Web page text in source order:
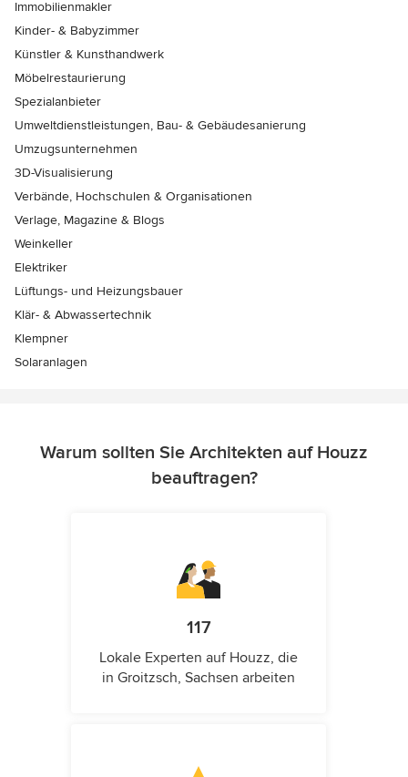
Immobilienmakler
Kinder- & Babyzimmer
Künstler & Kunsthandwerk
Möbelrestaurierung
Spezialanbieter
Umweltdienstleistungen, Bau- & Gebäudesanierung
Umzugsunternehmen
3D-Visualisierung
Verbände, Hochschulen & Organisationen
Verlage, Magazine & Blogs
Weinkeller
Elektriker
Lüftungs- und Heizungsbauer
Klär- & Abwassertechnik
Klempner
Solaranlagen
Warum sollten Sie Architekten auf Houzz
beauftragen?
117
Lokale Experten auf Houzz, die
in Groitzsch, Sachsen arbeiten